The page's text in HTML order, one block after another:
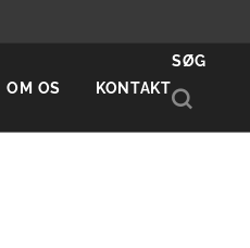
OM OS KONTAKT
SØG